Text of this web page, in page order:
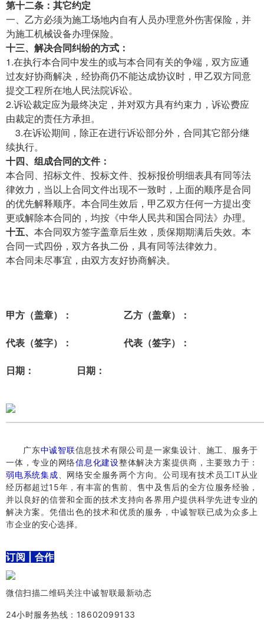
第十二条：其它约定
一、乙方必须为施工场地内自有人员办理意外伤害保险，并
为施工机械设备办理保险。
十三、解决合同纠纷的方式：
1.在执行本合同中发生的或与本合同有关的争端，双方应通
过友好协商解决，经协商仍不能达成协议时，甲乙双方同意
提交工程所在地人民法院诉讼。
2.诉讼裁定应为最终决定，并对双方具有约束力，诉讼费应
由裁定的责任方承担。
3.在诉讼期间，除正在进行诉讼部分外，合同其它部分继
续执行。
十四、组成合同的文件：
本合同、招标文件、投标文件、投标报价明细表具有同等法
律效力，当以上合同文件出现不一致时，上面的顺序是合同
的优先解释顺序。本合同生效后，甲乙双方任何一方提出变
更或解除本合同的，均按《中华人民共和国合同法》办理。
十五、 本合同双方签字盖章后生效，质保期期满后失效。本
合同一式四份，双方各执二份，具有同等法律效力。
本合同未尽事宜，由双方友好协商解决。
甲方（盖章）： 乙方（盖章）：
代表 （签字）： 代表（签字） ：
日期： 日期：
​广东中诚智联信息技术有限公司是一家集设计、施工、服务于
一体，专业的网络信息化建设整体解决方案提供商，主要致力于：
弱电系统集成 、网络安全服务两个方向。公司现有技术员工IT从业
经历都超过15年，有丰富的售前、售中及售后的全方位服务经验，
并以良好的信誉和全面的技术支持向各界用户提供科学先进专业的
解决方案。 凭借出色的技术和优质的服务，中诚智联已成为众多上
市企业的安心选择。
订阅 | 合作
微信扫描二维码关注中诚智联最新动态
24小时服务热线：18602099133